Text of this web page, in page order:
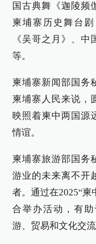
国古典舞《迦陵频
柬埔寨历史舞台
《吴哥之月》、中
等。
柬埔寨新闻部国务
柬埔寨人民来说，
映照着柬中两国源
情谊。
柬埔寨旅游部国务
游业的未来离不开
者。通过在2025“柬
合举办活动，有
游、贸易和文化交流